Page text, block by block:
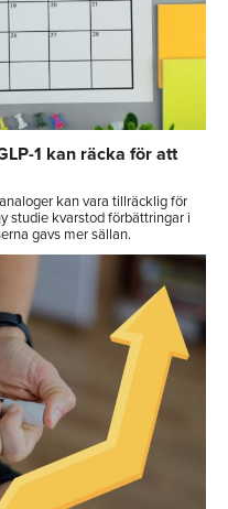
1 kan räcka för att
kan vara tillräcklig för
studie kvarstod förbättringar i
gavs mer sällan.